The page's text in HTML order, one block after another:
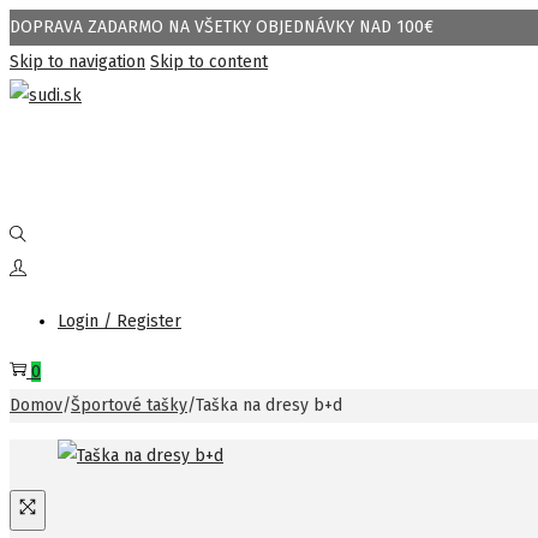
DOPRAVA ZADARMO NA VŠETKY OBJEDNÁVKY NAD 100€
Skip to navigation Skip to content
Login / Register
0
Domov/Športové tašky/Taška na dresy b+d